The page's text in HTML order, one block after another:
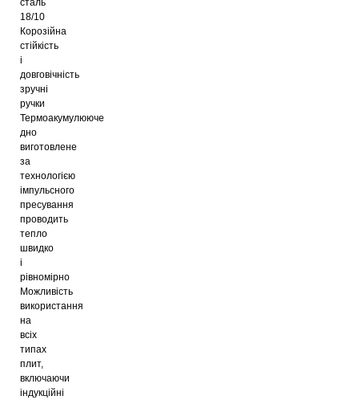
сталь
18/10
Корозійна
стійкість
і
довговічність
зручні
ручки
Термоакумулююче
дно
виготовлене
за
технологією
імпульсного
пресування
проводить
тепло
швидко
і
рівномірно
Можливість
використання
на
всіх
типах
плит,
включаючи
індукційні